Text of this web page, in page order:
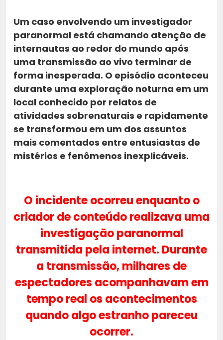
Um caso envolvendo um investigador
paranormal está chamando atenção de
internautas ao redor do mundo após
uma transmissão ao vivo terminar de
forma inesperada. O episódio aconteceu
durante uma exploração noturna em um
local conhecido por relatos de
atividades sobrenaturais e rapidamente
se transformou em um dos assuntos
mais comentados entre entusiastas de
mistérios e fenômenos inexplicáveis.
O incidente ocorreu enquanto o
criador de conteúdo realizava uma
investigação paranormal
transmitida pela internet. Durante
a transmissão, milhares de
espectadores acompanhavam em
tempo real os acontecimentos
quando algo estranho pareceu
ocorrer.